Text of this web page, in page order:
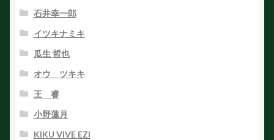
石井幸一郎
イツキナミキ
瓜生 哲也
オウ ツキキ
王 睿
小野蓮月
KIKU VIVE EZI